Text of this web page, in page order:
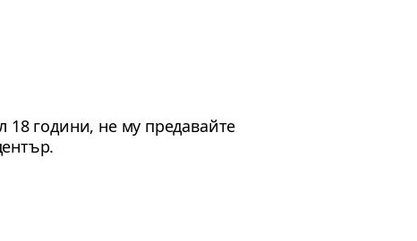
години, не му предавайте